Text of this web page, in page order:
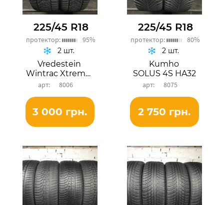
225/45 R18
протектор: 95%
Vredestein
Wintrac Xtreme S
8006
2 шт.
3 000 грн.
225/45 R18
протектор: 80%
Kumho
SOLUS 4S HA32
8075
2 шт.
2 750 грн.